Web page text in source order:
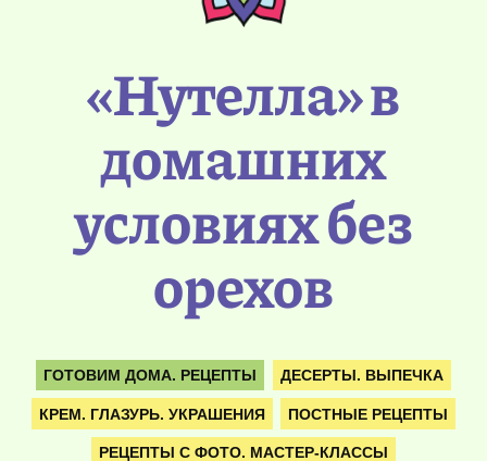
«Нутелла» в
домашних
условиях без
орехов
ГОТОВИМ ДОМА. РЕЦЕПТЫ ДЕСЕРТЫ. ВЫПЕЧКА
КРЕМ. ГЛАЗУРЬ. УКРАШЕНИЯ ПОСТНЫЕ РЕЦЕПТЫ
РЕЦЕПТЫ С ФОТО. МАСТЕР-КЛАССЫ